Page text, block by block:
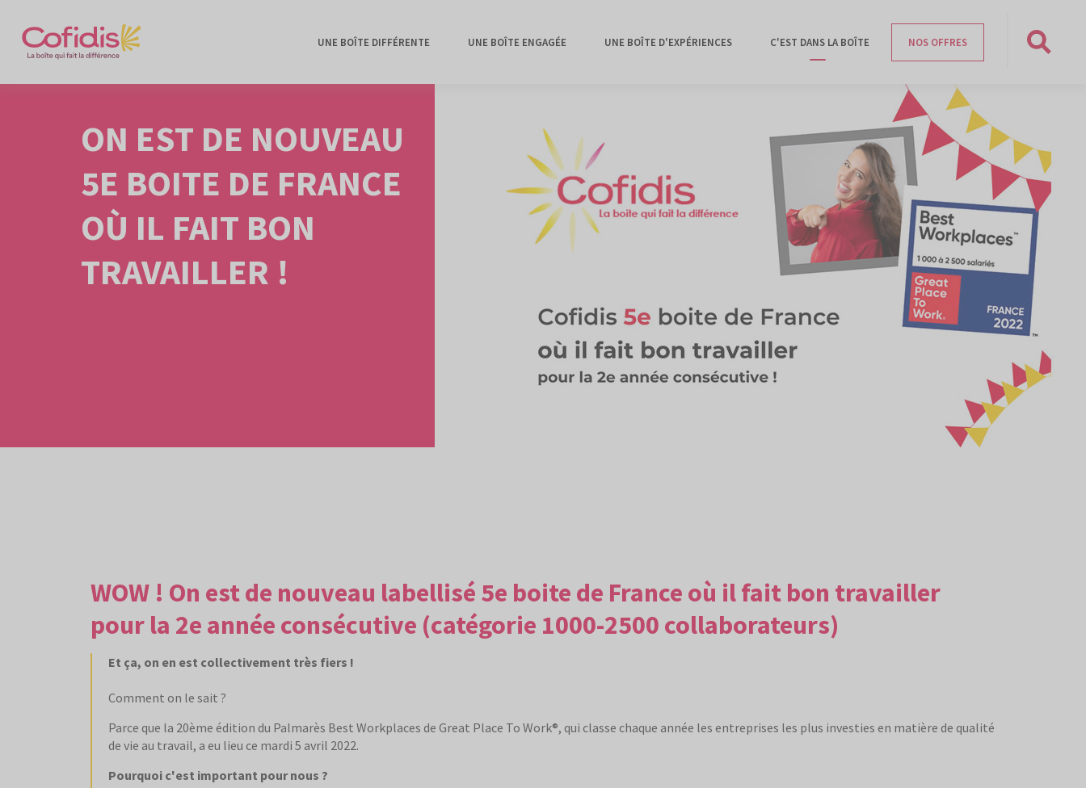
UNE BOÎTE DIFFÉRENTE UNE BOÎTE ENGAGÉE UNE BOÎTE D'EXPÉRIENCES C'EST DANS LA BOÎTE NOS OFFRES
ON EST DE NOUVEAU
5E BOITE DE FRANCE
OÙ IL FAIT BON
TRAVAILLER !
WOW ! On est de nouveau labellisé 5e boite de France où il fait bon travailler
pour la 2e année consécutive (catégorie 1000-2500 collaborateurs)
Et ça, on en est collectivement très fiers !
Comment on le sait ?
Parce que la 20ème édition du Palmarès Best Workplaces de Great Place To Work®, qui classe chaque année les entreprises les plus investies en matière de qualité
de vie au travail, a eu lieu ce mardi 5 avril 2022.
Pourquoi c'est important pour nous ?